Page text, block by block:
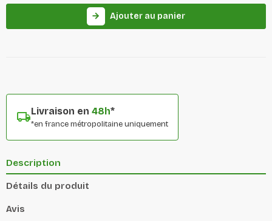
arrow_forward Ajouter au panier
Livraison en 48h*
*en france métropolitaine uniquement
Description
Détails du produit
Avis